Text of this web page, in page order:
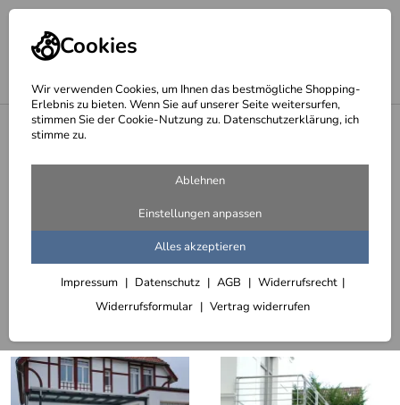
Cookies
Wir verwenden Cookies, um Ihnen das bestmögliche Shopping-
Erlebnis zu bieten. Wenn Sie auf unserer Seite weitersurfen,
stimmen Sie der Cookie-Nutzung zu. Datenschutzerklärung, ich
stimme zu.
Ablehnen
Einstellungen anpassen
Alles akzeptieren
Impressum Datenschutz AGB
Widerrufsrecht
Widerrufsformular
Vertrag widerrufen
Startseite
Seite 4 - Balkongeländer
Balkongeländer aus Flachstahl
Sortieren